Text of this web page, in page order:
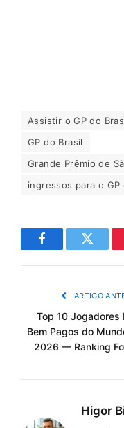
Assistir o GP do
GP do Brasil
Grande Prêmio de
ingressos para o GP
FacebookTwitter
ARTIGO
Top 10 Jogadores
Bem Pagos do
2026 — Ranking
Higor